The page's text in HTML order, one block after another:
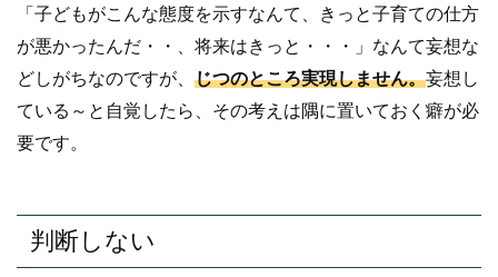
「子どもがこんな態度を示すなんて、きっと子育ての仕方
が悪かったんだ・・、将来はきっと・・・」なんて妄想な
どしがちなのですが、 じつのところ実現しません。妄想し
ている～と自覚したら、その考えは隅に置いておく癖が必
要です。
判断しない